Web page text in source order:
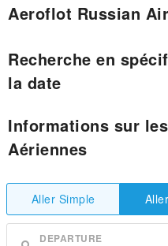
Aeroflot Russian
Recherche en
la date
Informations sur
Aériennes
Aller Simple
DEPARTURE